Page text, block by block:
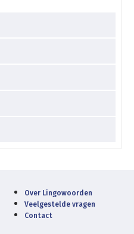
Over Lingowoorden
Veelgestelde vragen
Contact